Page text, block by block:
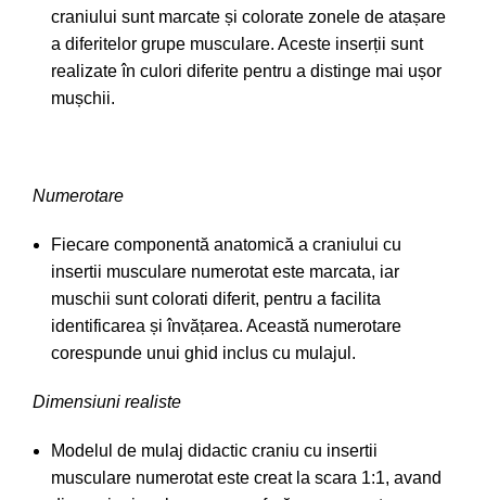
craniului sunt marcate și colorate zonele de atașare
a diferitelor grupe musculare. Aceste inserții sunt
realizate în culori diferite pentru a distinge mai ușor
mușchii.
Numerotare
Fiecare componentă anatomică a craniului cu
insertii musculare numerotat este marcata, iar
muschii sunt colorati diferit, pentru a facilita
identificarea și învățarea. Această numerotare
corespunde unui ghid inclus cu mulajul.
Dimensiuni realiste
Modelul de mulaj didactic craniu cu insertii
musculare numerotateste creat la scara 1:1, avand